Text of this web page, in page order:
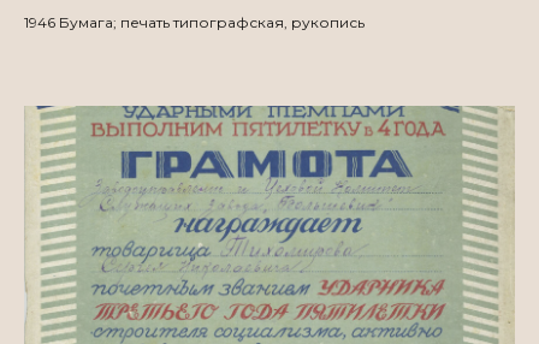
1946 Бумага; печать типографская, рукопись
оценка качества
оценки услуг
Независимая